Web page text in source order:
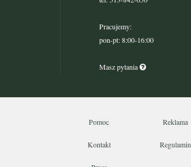
Pracujemy:
pon-pt: 8:00-16:00
Masz pytania
Pomoc Reklama
Kontakt Regulamin